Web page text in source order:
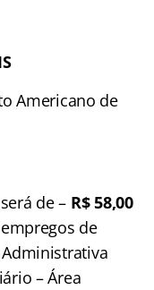
Americano de
de – R$ 58,00
de
– Área